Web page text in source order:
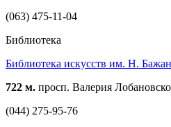
(063) 475-11-04
Библиотека
Библиотека искусств им. Н.
722 м. просп. Валерия
(044) 275-95-76